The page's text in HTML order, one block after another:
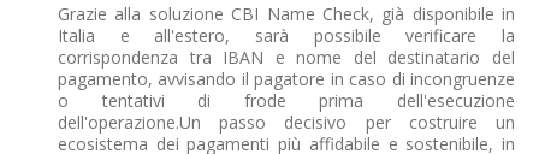
Grazie alla soluzione CBI Name Check, già disponibile in
Italia e all'estero, sarà possibile verificare la
corrispondenza tra IBAN e nome del destinatario del
pagamento, avvisando il pagatore in caso di incongruenze
o tentativi di frode prima dell'esecuzione
dell'operazione.Un passo decisivo per costruire un
ecosistema dei pagamenti più affidabile e sostenibile, in